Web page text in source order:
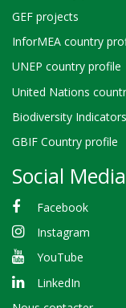
GEF projects
InforMEA country
UNEP country profile
United Nations
Biodiversity
GBIF Country profile
Social Media
Facebook
Instagram
YouTube
LinkedIn